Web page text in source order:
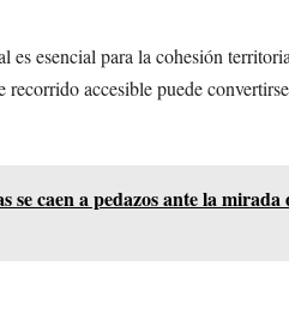
esencial para la cohesión
accesible puede
se caen a pedazos ante la